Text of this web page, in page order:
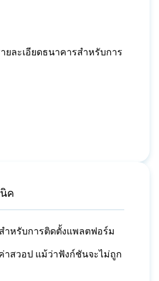
ยละเอียดธนาคารสำหรับการ
ค
ำหรับการติดตั้งแพลตฟอร์ม
าสวอป แม้ว่าฟังก์ชันจะไม่ถูก